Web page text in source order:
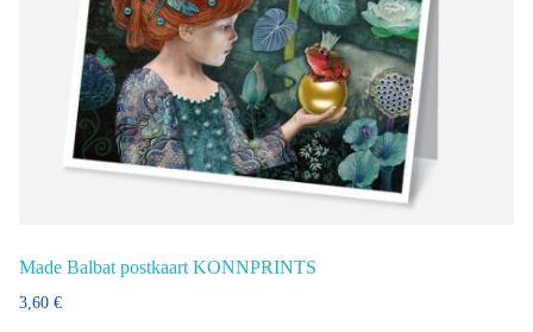
Made Balbat postkaart KONNPRINTS
3,60 €